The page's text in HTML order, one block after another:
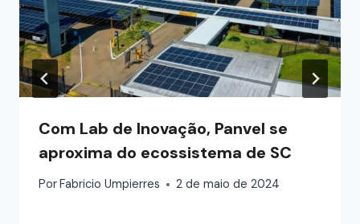
Com Lab de Inovação, Panvel se
aproxima do ecossistema de SC
PorFabricio Umpierres 2 de maio de 2024